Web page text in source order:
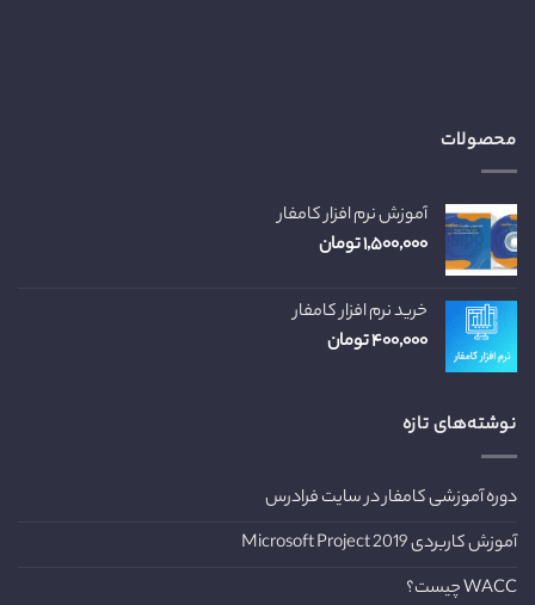
محصولات
آموزش نرم افزار کامفار
۱,۵۰۰,۰۰۰تومان
خرید نرم افزار کامفار
۴۰۰,۰۰۰تومان
نوشته‌های تازه
دوره آموزشی کامفار در سایت فرادرس
آموزش کاربردی Microsoft Project 2019
WACC چیست؟